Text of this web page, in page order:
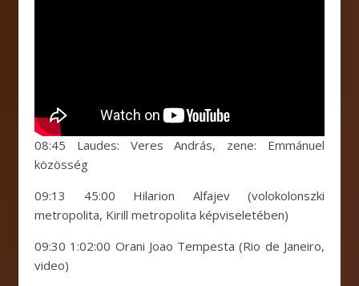
08:45 Laudes: Veres András, zene: Emmánuel
közösség
09:13 45:00 Hilarion Alfajev (volokolonszki
metropolita, Kirill metropolita képviseletében)
09:30 1:02:00 Orani Joao Tempesta (Rio de Janeiro,
video)